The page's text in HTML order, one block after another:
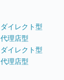
イレクト型
理店型
イレクト型
理店型